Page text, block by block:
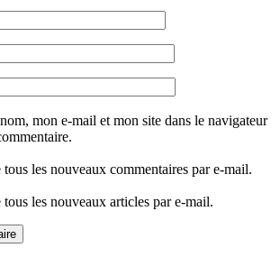
mon e-mail et mon site dans le navigateur
les nouveaux commentaires par e-mail.
les nouveaux articles par e-mail.